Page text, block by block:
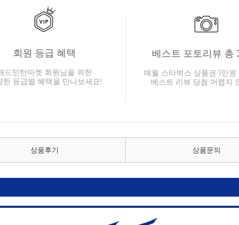
회원 등급 혜택
드민턴마켓 회원님을 위한
한 등급별 혜택을 만나보세요!
베스트 포토리뷰 총
매월 스타벅스 상품권 1만원
베스트 리뷰 당첨 어렵지
상품후기 상품문의